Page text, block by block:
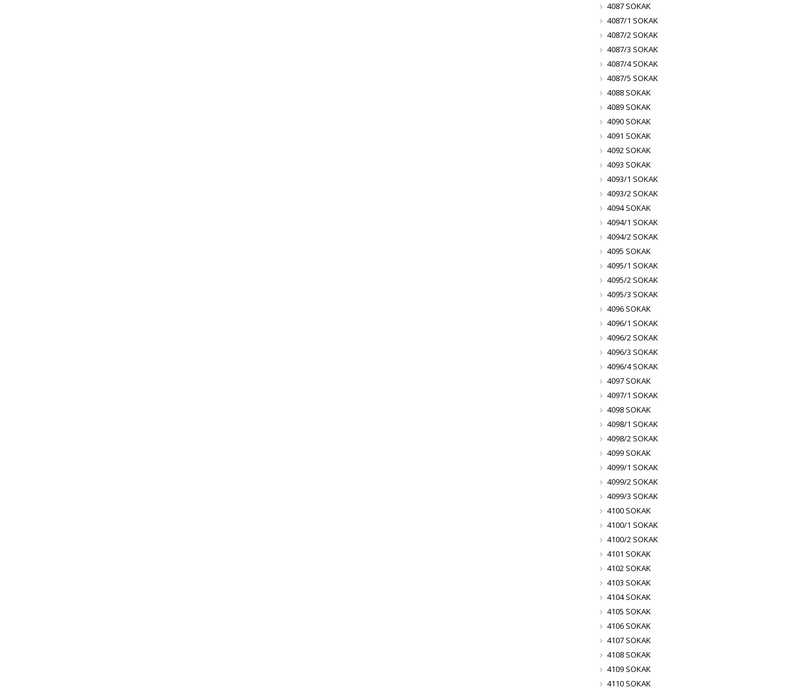
4087 SOKAK
4087/1 SOKAK
4087/2 SOKAK
4087/3 SOKAK
4087/4 SOKAK
4087/5 SOKAK
4088 SOKAK
4089 SOKAK
4090 SOKAK
4091 SOKAK
4092 SOKAK
4093 SOKAK
4093/1 SOKAK
4093/2 SOKAK
4094 SOKAK
4094/1 SOKAK
4094/2 SOKAK
4095 SOKAK
4095/1 SOKAK
4095/2 SOKAK
4095/3 SOKAK
4096 SOKAK
4096/1 SOKAK
4096/2 SOKAK
4096/3 SOKAK
4096/4 SOKAK
4097 SOKAK
4097/1 SOKAK
4098 SOKAK
4098/1 SOKAK
4098/2 SOKAK
4099 SOKAK
4099/1 SOKAK
4099/2 SOKAK
4099/3 SOKAK
4100 SOKAK
4100/1 SOKAK
4100/2 SOKAK
4101 SOKAK
4102 SOKAK
4103 SOKAK
4104 SOKAK
4105 SOKAK
4106 SOKAK
4107 SOKAK
4108 SOKAK
4109 SOKAK
4110 SOKAK